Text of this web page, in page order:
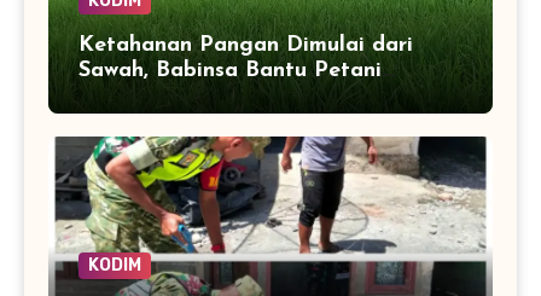
Ketahanan Pangan Dimulai dari
Sawah, Babinsa Bantu Petani
Kendalikan Hama Tanaman
KODIM